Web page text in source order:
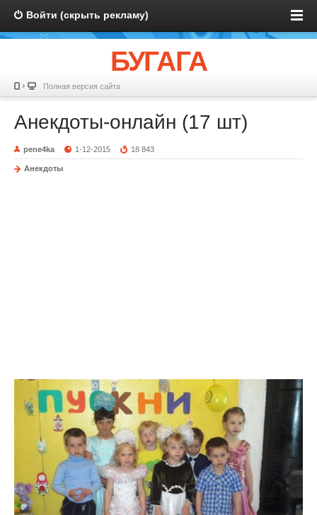
Войти (скрыть рекламу)
БУГАГА
Полная версия сайта
Анекдоты-онлайн (17 шт)
pene4ka 1-12-2015 18 843
Анекдоты